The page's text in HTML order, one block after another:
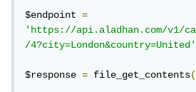
$endpoint =
'https://api.aladhan.com/v1/
/
$response = file_get_contents